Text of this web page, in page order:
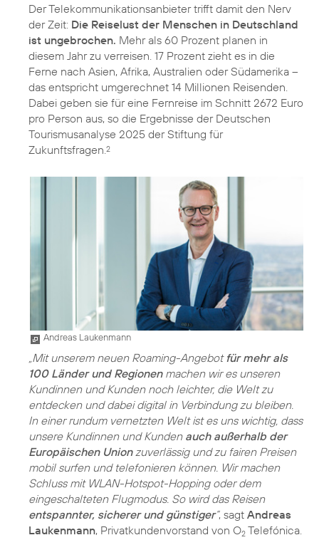
Der Telekommunikationsanbieter trifft damit den Nerv
der Zeit: Die Reiselust der Menschen in Deutschland
ist ungebrochen. Mehr als 60 Prozent planen in
diesem Jahr zu verreisen. 17 Prozent zieht es in die
Ferne nach Asien, Afrika, Australien oder Südamerika –
das entspricht umgerechnet 14 Millionen Reisenden.
Dabei geben sie für eine Fernreise im Schnitt 2672 Euro
pro Person aus, so die Ergebnisse der Deutschen
Tourismusanalyse 2025 der Stiftung für
Zukunftsfragen. 2
Andreas Laukenmann
„Mit unserem neuen Roaming-Angebotfür mehr als
100 Länder und Regionenmachen wir es unseren
Kundinnen und Kunden noch leichter, die Welt zu
entdecken und dabei digital in Verbindung zu bleiben.
In einer rundum vernetzten Welt ist es uns wichtig, dass
unsere Kundinnen und Kunden auch außerhalb der
Europäischen Unionzuverlässig und zu fairen Preisen
mobil surfen und telefonieren können. Wir machen
Schluss mit WLAN-Hotspot-Hopping oder dem
eingeschalteten Flugmodus. So wird das Reisen
entspannter, sicherer und günstiger“, sagt Andreas
Laukenmann, Privatkundenvorstand von O2 Telefónica.